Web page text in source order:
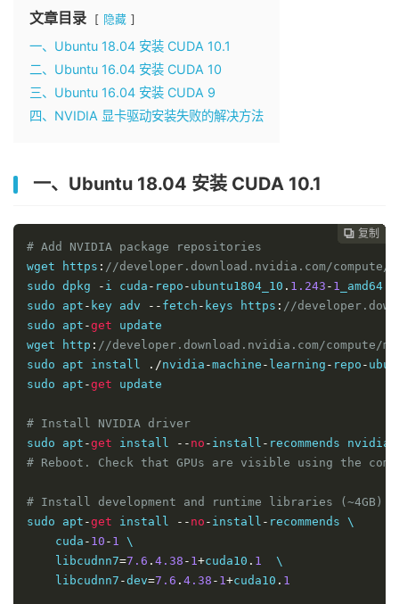
文章目录 隐藏
一、Ubuntu 18.04 安装 CUDA 10.1
二、Ubuntu 16.04 安装 CUDA 10
三、Ubuntu 16.04 安装 CUDA 9
四、NVIDIA 显卡驱动安装失败的解决方法
一、Ubuntu 18.04 安装 CUDA 10.1
 复制
 复制
 复制
 复制
 复制
 复制
# Add NVIDIA package repositories
wget https : //developer.download.nvidia.com/compute/
sudo dpkg
- i cuda - repo - ubuntu1804_10 . 1.243 - 1 _amd64
sudo apt - key adv -- fetch - keys https : //
sudo apt -get update
wget http : //developer.download.nvidia.com/compute/
sudo apt install
./nvidia -machine - learning - repo -
sudo apt -get update
# Install NVIDIA driver
sudo apt -get install -- no - install - recommends nvidia
# Reboot. Check that GPUs are visible using the
# Install development and runtime libraries (~4GB)
sudo apt -get install -- no - install - recommends \
    cuda
- 10 - 1
\
    libcudnn7
=7.6 . 4.38 - 1 +cuda10 . 1
  \
    libcudnn7
-dev=7.6 . 4.38 - 1 +cuda10 . 1